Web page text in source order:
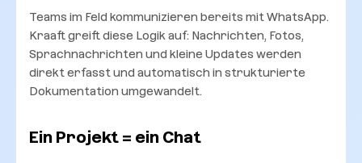
Teams im Feld kommunizieren bereits mit WhatsApp.
Kraaft greift diese Logik auf: Nachrichten, Fotos,
Sprachnachrichten und kleine Updates werden
direkt erfasst und automatisch in strukturierte
Dokumentation umgewandelt.
Ein Projekt = ein Chat